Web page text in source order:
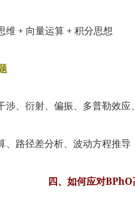
维 + 向量运算 + 积分思想
涉、衍射、偏振、多普勒效
、路径差分析、波动方程推导
四、如何应对